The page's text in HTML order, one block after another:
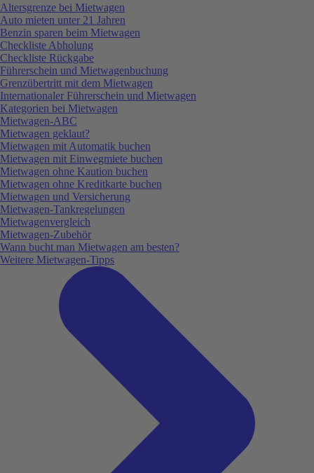
Altersgrenze bei Mietwagen
Auto mieten unter 21 Jahren
Benzin sparen beim Mietwagen
Checkliste Abholung
Checkliste Rückgabe
Führerschein und Mietwagenbuchung
Grenzübertritt mit dem Mietwagen
Internationaler Führerschein und Mietwagen
Kategorien bei Mietwagen
Mietwagen-ABC
Mietwagen geklaut?
Mietwagen mit Automatik buchen
Mietwagen mit Einwegmiete buchen
Mietwagen ohne Kaution buchen
Mietwagen ohne Kreditkarte buchen
Mietwagen und Versicherung
Mietwagen-Tankregelungen
Mietwagenvergleich
Mietwagen-Zubehör
Wann bucht man Mietwagen am besten?
Weitere Mietwagen-Tipps